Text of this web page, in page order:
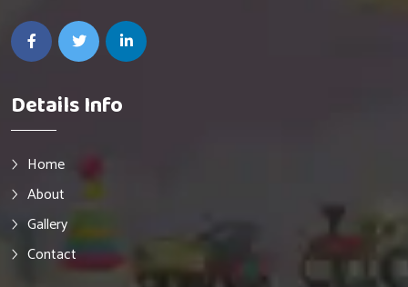
Details Info
Home
About
Gallery
Contact